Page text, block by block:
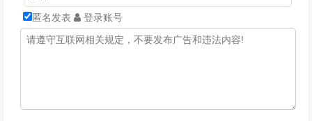
匿名发表 登录账号